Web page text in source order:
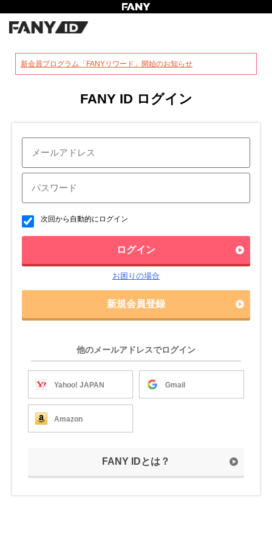
新会員プログラム「FANYリワード」開始のお知らせ
FANY ID ログイン
次回から自動的にログイン
ログイン
お困りの場合
新規会員登録
他のメールアドレスでログイン
Yahoo! JAPAN Gmail
Amazon
FANY IDとは？